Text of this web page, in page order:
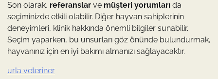
Son olarak, referanslar ve müşteri yorumları da
seçiminizde etkili olabilir. Diğer hayvan sahiplerinin
deneyimleri, klinik hakkında önemli bilgiler sunabilir.
Seçim yaparken, bu unsurları göz önünde bulundurmak,
hayvanınız için en iyi bakımı almanızı sağlayacaktır.
urla veteriner